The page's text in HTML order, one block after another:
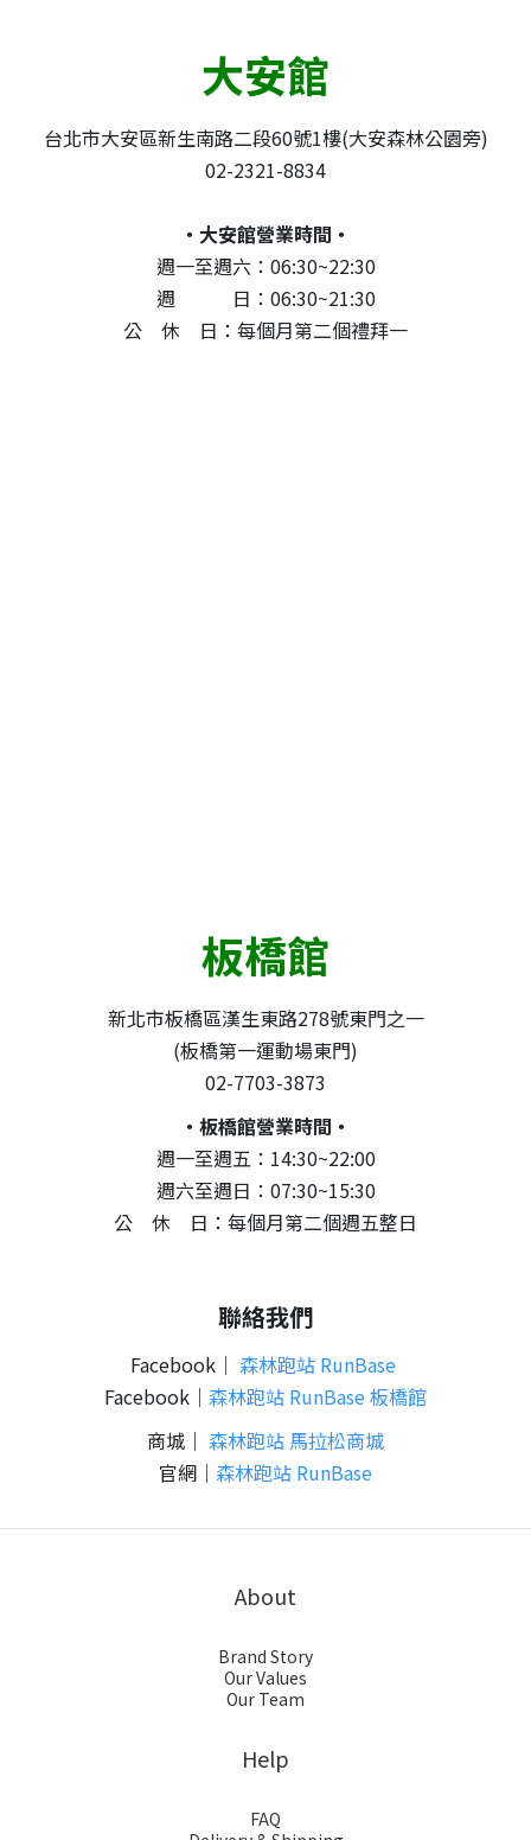
大安館
台北市大安區新生南路二段60號1樓(大安森林公園旁)
02-2321-8834
・大安館營業時間・
週一至週六：06:30~22:30
週 日：06:30~21:30
公 休 日：每個月第二個禮拜一
板橋館
新北市板橋區漢生東路278號東門之一
(板橋第一運動場東門)
02-7703-3873
・板橋館營業時間・
週一至週五：14:30~22:00
週六至週日：07:30~15:30
公 休 日：每個月第二個週五整日
聯絡我們
Facebook｜ 森林跑站 RunBase
Facebook｜ 森林跑站 RunBase 板橋館
​商城｜ 森林跑站 馬拉松商城
官網｜ 森林跑站 RunBase
About
Brand Story
Our Values
Our Team
Help
FAQ